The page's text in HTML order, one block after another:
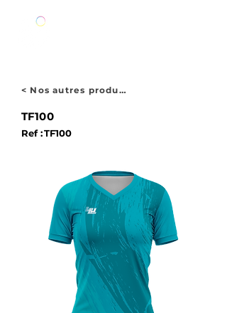
< Nos autres produits
TF100
Ref :TF100